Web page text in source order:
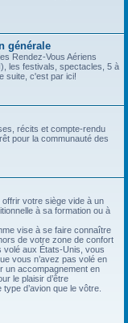
générale
Rendez-Vous Aériens
les festivals, spectacles, 5 à
suite, c'est par ici!
récits et compte-rendu
pour la communauté des
votre siège vide à un
à sa formation ou à
vise à se faire connaître
de votre zone de confort
volé aux États-Unis, vous
vous n’avez pas volé en
un accompagnement en
le plaisir d’être
d’avion que le vôtre.